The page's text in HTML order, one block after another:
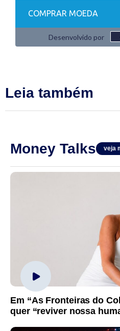
Leia também
Money Talks veja
Em “As Fronteiras do
quer “reviver nossa